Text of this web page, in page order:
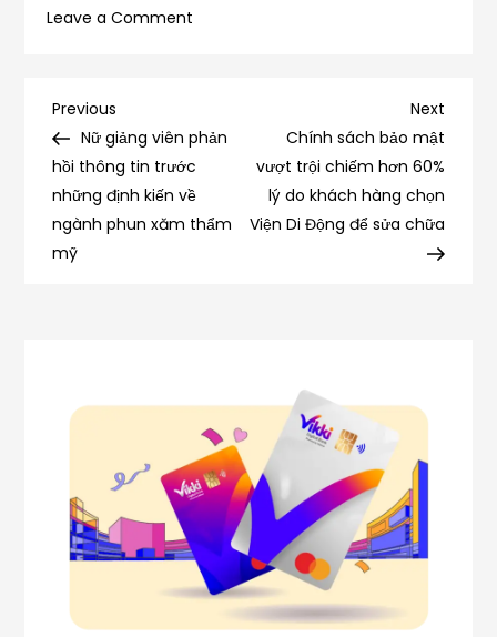
Leave a Comment
hội
văn
hoá
”Festival
Điều
hướng
bài
viết
Previous
Post
Previous
Nữ giảng viên phản
hồi thông tin trước
những định kiến về
ngành phun xăm thẩm
mỹ
Next
Post
Next
Chính sách bảo mật
vượt trội chiếm hơn 60%
lý do khách hàng chọn
Viện Di Động để sửa chữa